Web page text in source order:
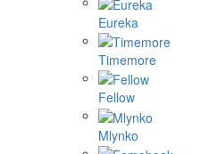
Eureka
Timemore
Fellow
Mlynko